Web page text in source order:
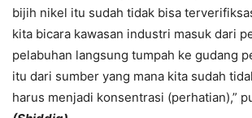
bijih nikel itu sudah tidak bisa
kita bicara kawasan industri masuk dari
pelabuhan langsung tumpah ke gudang
itu dari sumber yang mana kita sudah
harus menjadi konsentrasi (perhatian),”